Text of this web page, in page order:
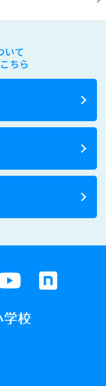
いて
ちら